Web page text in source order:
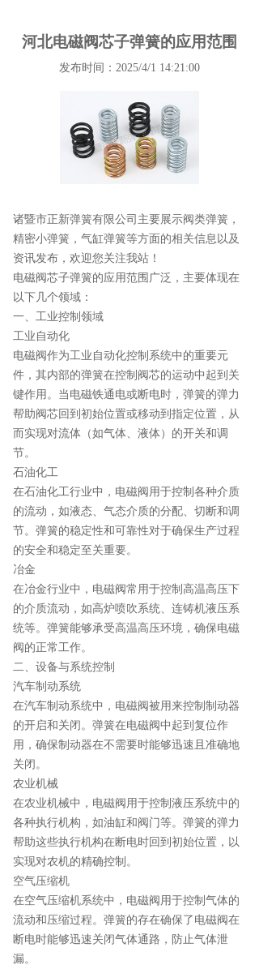
河北电磁阀芯子弹簧的应用范围
发布时间：2025/4/1 14:21:00
诸暨市正新弹簧有限公司主要展示阀类弹簧 ，
精密小弹簧，气缸弹簧等方面的相关信息以及
资讯发布，欢迎您关注我站！
电磁阀芯子弹簧的应用范围广泛，主要体现在
以下几个领域：
一、工业控制领域
工业自动化
电磁阀作为工业自动化控制系统中的重要元
件，其内部的弹簧在控制阀芯的运动中起到关
键作用。当电磁铁通电或断电时，弹簧的弹力
帮助阀芯回到初始位置或移动到指定位置，从
而实现对流体（如气体、液体）的开关和调
节。
石油化工
在石油化工行业中，电磁阀用于控制各种介质
的流动，如液态、气态介质的分配、切断和调
节。弹簧的稳定性和可靠性对于确保生产过程
的安全和稳定至关重要。
冶金
在冶金行业中，电磁阀常用于控制高温高压下
的介质流动，如高炉喷吹系统、连铸机液压系
统等。弹簧能够承受高温高压环境，确保电磁
阀的正常工作。
二、设备与系统控制
汽车制动系统
在汽车制动系统中，电磁阀被用来控制制动器
的开启和关闭。弹簧在电磁阀中起到复位作
用，确保制动器在不需要时能够迅速且准确地
关闭。
农业机械
在农业机械中，电磁阀用于控制液压系统中的
各种执行机构，如油缸和阀门等。弹簧的弹力
帮助这些执行机构在断电时回到初始位置，以
实现对农机的精确控制。
空气压缩机
在空气压缩机系统中，电磁阀用于控制气体的
流动和压缩过程。弹簧的存在确保了电磁阀在
断电时能够迅速关闭气体通路，防止气体泄
漏。